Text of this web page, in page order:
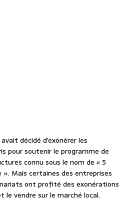
décidé d’exonérer les
pour soutenir le programme de
connu sous le nom de « 5
». Mais certaines des entreprises
ont profité des exonérations
vendre sur le marché local.